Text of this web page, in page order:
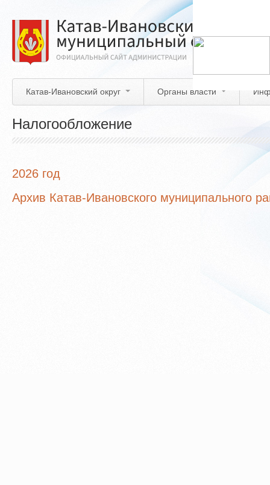
основному
содержанию
Катав-Ивановский округ Органы власти
Налогообложение
2026 год
Архив Катав-Ивановского муниципального